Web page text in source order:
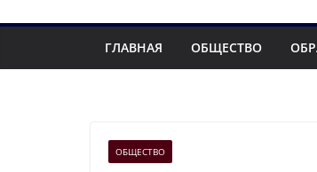
ГЛАВНАЯ ОБЩЕСТВО
ОБЩЕСТВО